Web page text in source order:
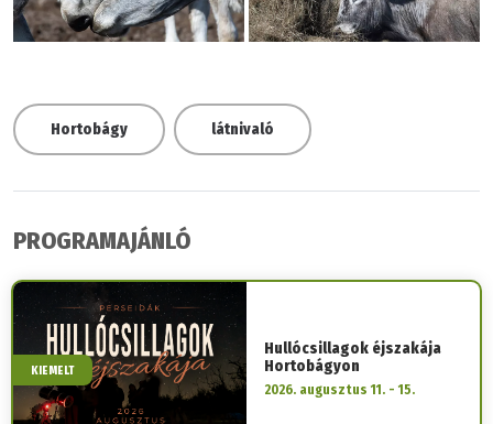
Hortobágy látnivaló
PROGRAMAJÁNLÓ
KIEMELT
Hullócsillagok éjszakája
Hortobágyon
2026. augusztus 11. - 15.